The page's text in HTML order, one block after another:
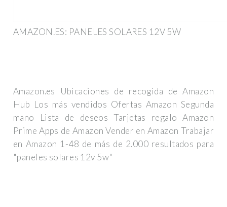
AMAZON.ES: PANELES SOLARES 12V 5W
Amazon.es Ubicaciones de recogida de Amazon
Hub Los más vendidos Ofertas Amazon Segunda
mano Lista de deseos Tarjetas regalo Amazon
Prime Apps de Amazon Vender en Amazon Trabajar
en Amazon 1-48 de más de 2.000 resultados para
"paneles solares 12v 5w"